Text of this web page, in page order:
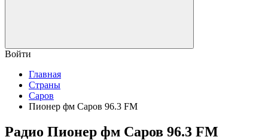
Войти
Главная
Страны
Саров
Пионер фм Саров 96.3 FM
Радио Пионер фм Саров 96.3 FM